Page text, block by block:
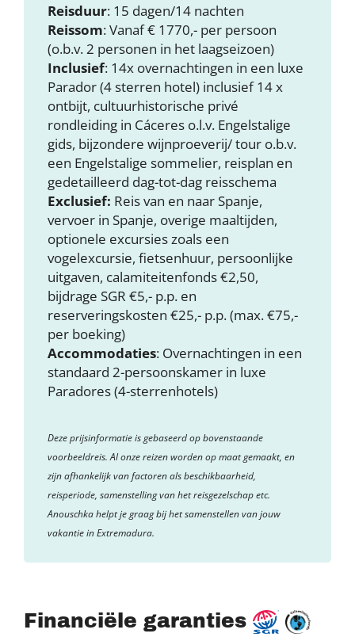
Reisduur: 15 dagen/14 nachten
Reissom: Vanaf € 1770,- per persoon
(o.b.v. 2 personen in het laagseizoen)
Inclusief: 14x overnachtingen in een luxe
Parador (4 sterren hotel) inclusief 14 x
ontbijt, cultuurhistorische privé
rondleiding in Cáceres o.l.v. Engelstalige
gids, bijzondere wijnproeverij/ tour o.b.v.
een Engelstalige sommelier, reisplan en
gedetailleerd dag-tot-dag reisschema
Exclusief: Reis van en naar Spanje,
vervoer in Spanje, overige maaltijden,
optionele excursies zoals een
vogelexcursie, fietsenhuur, persoonlijke
uitgaven, calamiteitenfonds €2,50,
bijdrage SGR €5,- p.p. en
reserveringskosten €25,- p.p. (max. €75,-
per boeking)
Accommodaties: Overnachtingen in een
standaard 2-persoonskamer in luxe
Paradores (4-sterrenhotels)
Deze prijsinformatie is gebaseerd op bovenstaande
voorbeeldreis. Al onze reizen worden op maat gemaakt, en
zijn afhankelijk van factoren als beschikbaarheid,
reisperiode, samenstelling van het reisgezelschap etc.
Anouschka helpt je graag bij het samenstellen van jouw
vakantie in Extremadura.
Financiële garanties